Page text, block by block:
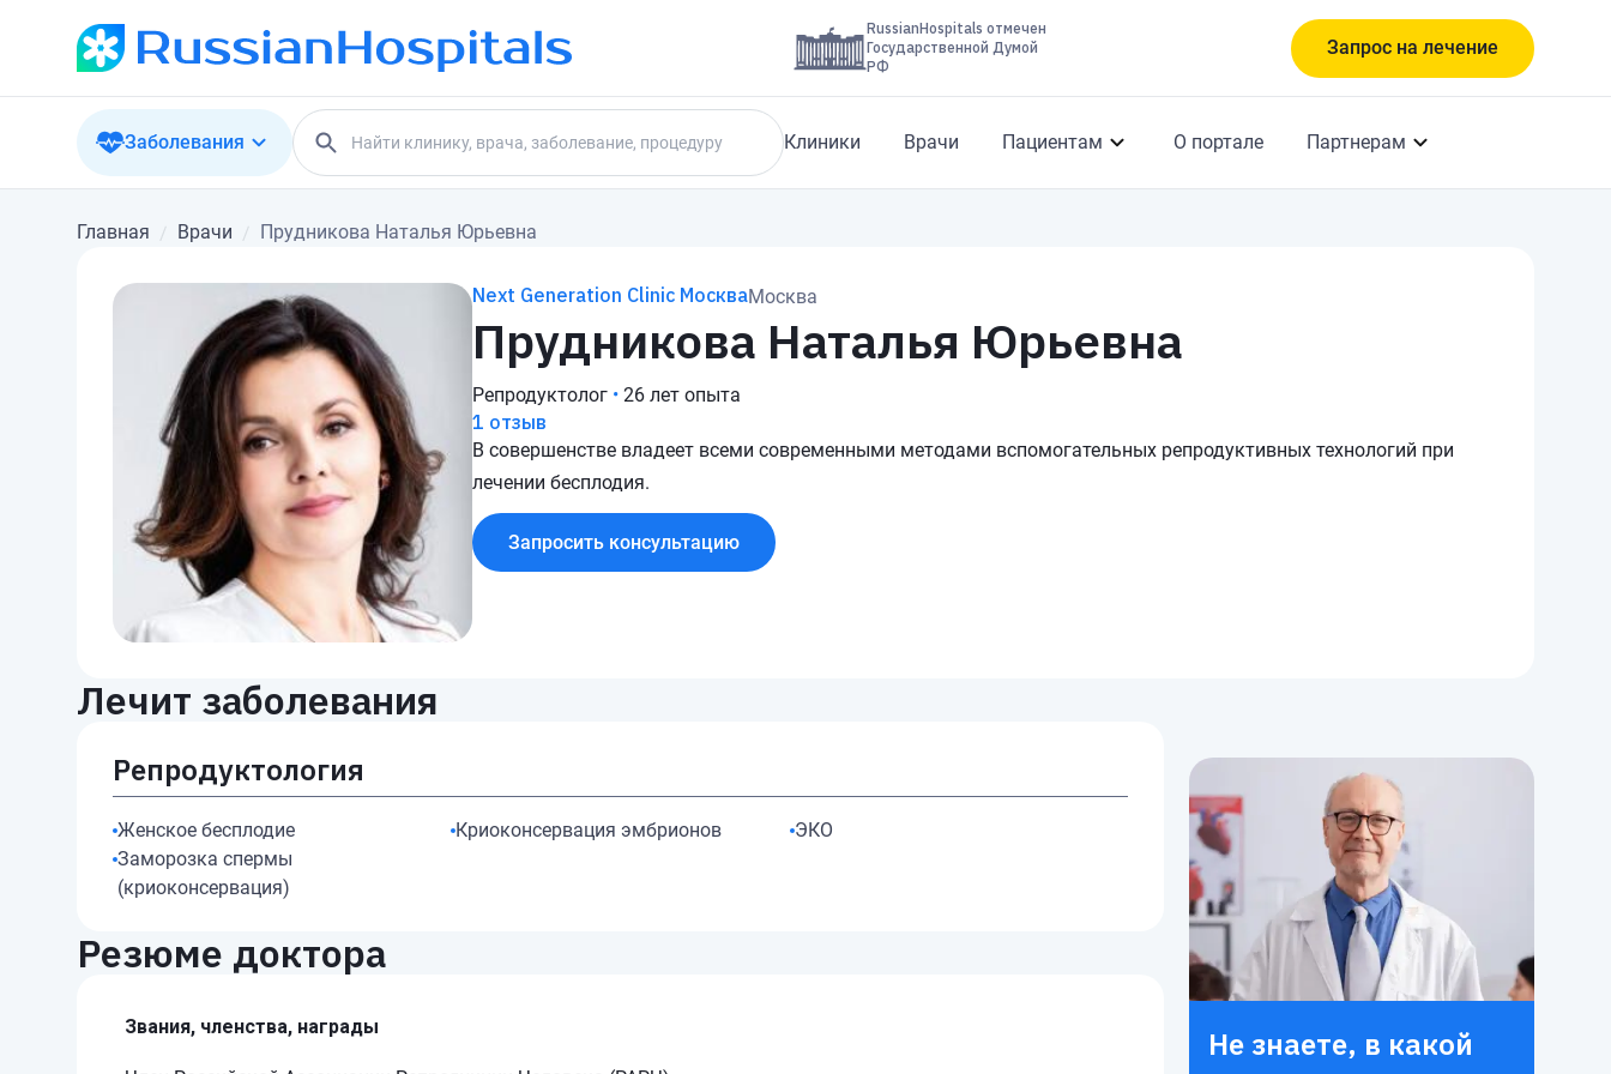
RussianHospitals отмечен
Государственной Думой
РФ
Запрос на лечение
Заболевания Клиники Врачи Пациентам О портале Партнерам
Главная Врачи Прудникова Наталья Юрьевна
Next Generation Clinic МоскваМосква
Прудникова Наталья Юрьевна
Репродуктолог • 26 лет опыта
1 отзыв
В совершенстве владеет всеми современными методами вспомогательных репродуктивных технологий при
лечении бесплодия.
Запросить консультацию
Лечит заболевания
Репродуктология
Женское бесплодие
Заморозка спермы
(криоконсервация)
Криоконсервация эмбрионов ЭКО
Резюме доктора
Звания, членства, награды
Не знаете, в какой